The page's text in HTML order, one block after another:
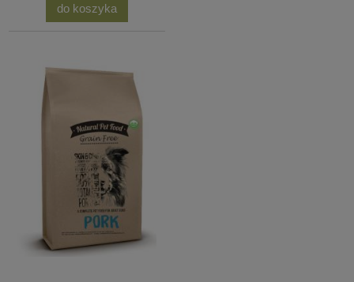
do koszyka